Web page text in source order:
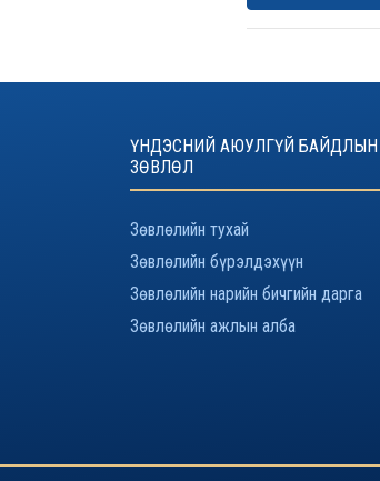
ҮНДЭСНИЙ АЮУЛГҮЙ БАЙДЛЫН
ЗӨВЛӨЛ
Зөвлөлийн тухай
Зөвлөлийн бүрэлдэхүүн
Зөвлөлийн нарийн бичгийн дарга
Зөвлөлийн ажлын алба